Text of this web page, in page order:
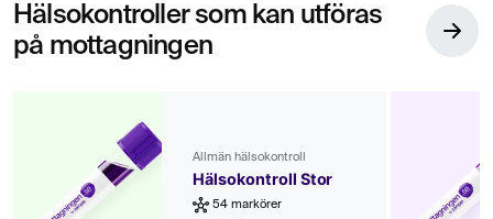
Hälsokontroller som kan utföras
på mottagningen
Allmän hälsokontroll
Hälsokontroll Stor
54 markörer